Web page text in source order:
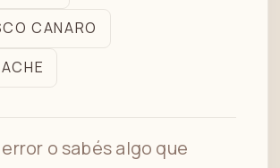
CANARO
o sabés algo que